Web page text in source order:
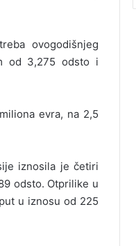
ovogodišnjeg
od 3,275 odsto i
evra, na 2,5
iznosila je četiri
odsto. Otprilike u
u iznosu od 225